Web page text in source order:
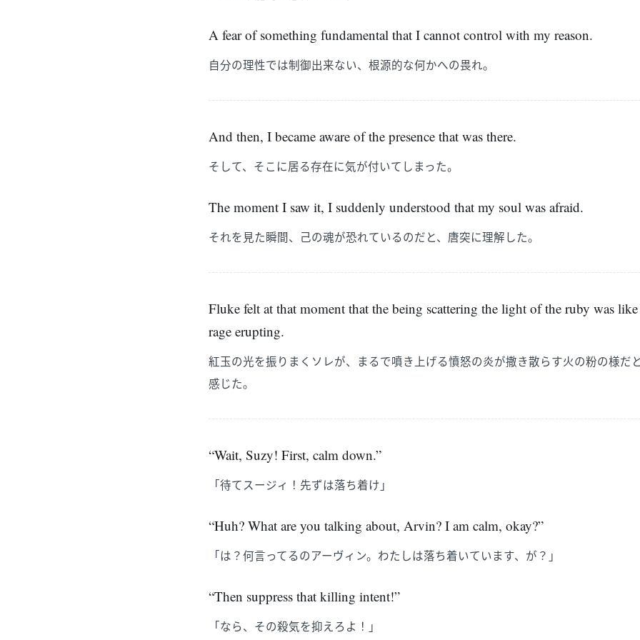
A fear of something fundamental that I cannot control with my reason.
自分の理性では制御出来ない、根源的な何かへの畏れ。
And then, I became aware of the presence that was there.
そして、そこに居る存在に気が付いてしまった。
The moment I saw it, I suddenly understood that my soul was afraid.
それを見た瞬間、己の魂が恐れているのだと、唐突に理解した。
Fluke felt at that moment that the being scattering the light of the ruby was
rage erupting.
紅玉の光を振りまくソレが、まるで噴き上げる憤怒の炎が撒き散らす火の粉の様だ
感じた。
“Wait, Suzy! First, calm down.”
「待てスージィ！先ずは落ち着け」
“Huh? What are you talking about, Arvin? I am calm, okay?”
「は？何言ってるのアーヴィン。わたしは落ち着いています、が？」
“Then suppress that killing intent!”
「なら、その殺気を抑えろよ！」